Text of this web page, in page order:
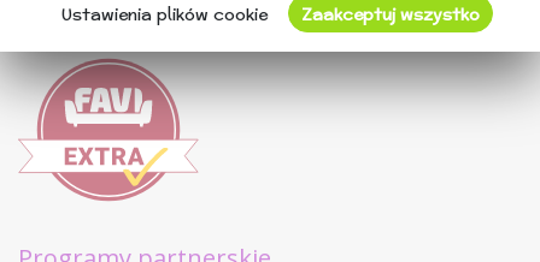
Oceny klientów
Ustawienia plików cookie Zaakceptuj wszystko